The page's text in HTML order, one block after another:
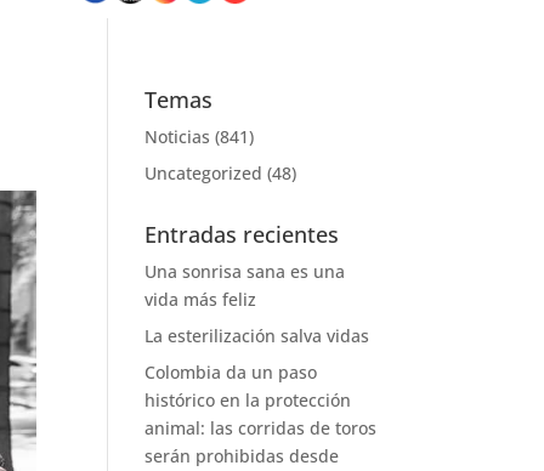
Temas
Noticias (841)
Uncategorized (48)
Entradas recientes
Una sonrisa sana es una
vida más feliz
La esterilización salva vidas
Colombia da un paso
histórico en la protección
animal: las corridas de toros
serán prohibidas desde